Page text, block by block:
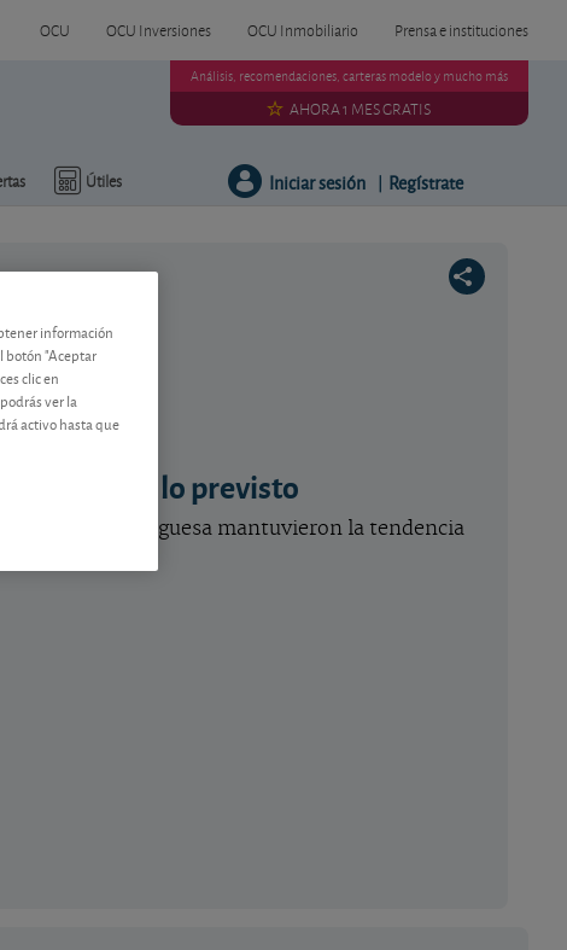
OCU OCU Inversiones OCU Inmobiliario Prensa e instituciones
Útiles
Análisis, recomendaciones, carteras modelo y mucho más
AHORA 1 MES GRATIS
Iniciar sesión | Regístrate
línea con lo previsto
eléctrica portuguesa mantuvieron la tendencia
información
botón "Aceptar
clic en
podrás ver la
activo hasta que